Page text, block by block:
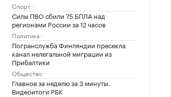
Спорт
Силы ПВО сбили 75 БПЛА над
регионами России за 12 часов
Политика
Погранслужба Финляндии пресекла
канал нелегальной миграции из
Прибалтики
Общество
Главное за неделю за 3 минуты.
Видеоитоги РБК